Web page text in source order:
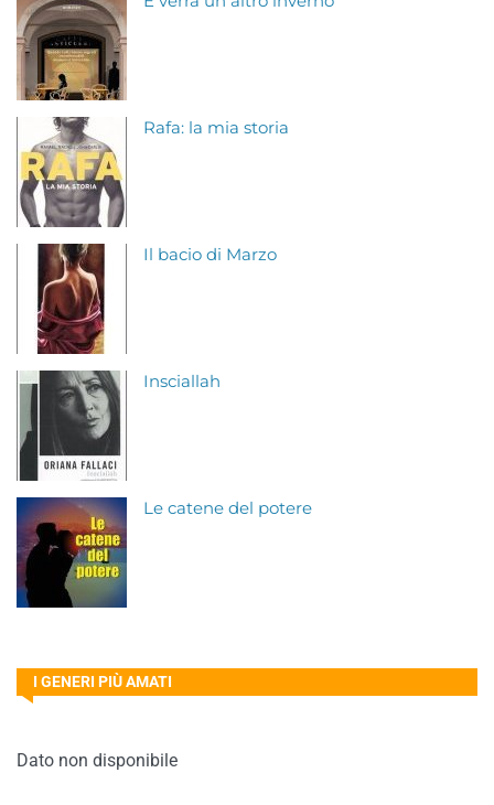
Rafa: la mia storia
Il bacio di Marzo
Insciallah
Le catene del potere
I GENERI PIÙ AMATI
Dato non disponibile